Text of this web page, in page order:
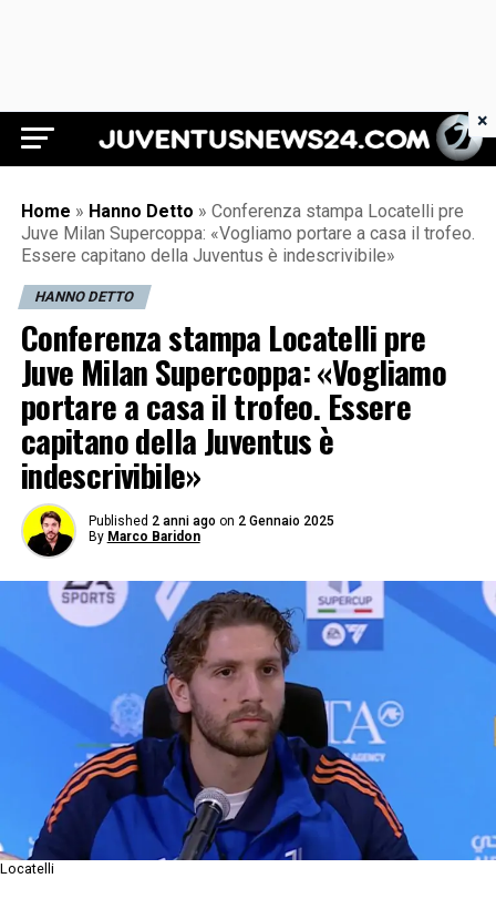
Juventus News 24
Home » Hanno Detto » Conferenza stampa Locatelli pre
Juve Milan Supercoppa: «Vogliamo portare a casa il trofeo.
Essere capitano della Juventus è indescrivibile»
HANNO DETTO
Conferenza stampa Locatelli pre
Juve Milan Supercoppa: «Vogliamo
portare a casa il trofeo. Essere
capitano della Juventus è
indescrivibile»
Published 2 anni ago on 2 Gennaio 2025
By Marco Baridon
Locatelli
×